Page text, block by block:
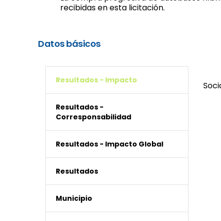
recibidas en esta licitación.
Datos básicos
Resultados - Impacto
Resultados -
Corresponsabilidad
Resultados - Impacto Global
Resultados
Municipio